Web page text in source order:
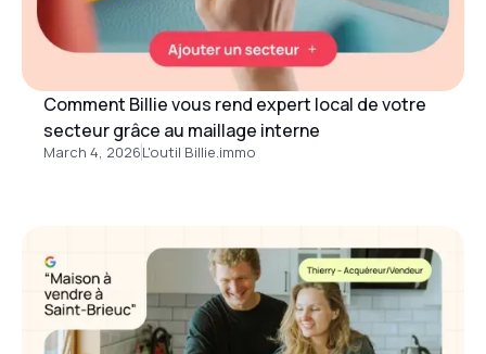
Comment Billie vous rend expert local de votre
secteur grâce au maillage interne
March 4, 2026L'outil Billie.immo